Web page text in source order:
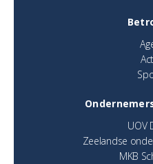
UOV
Zeelandse
MKB